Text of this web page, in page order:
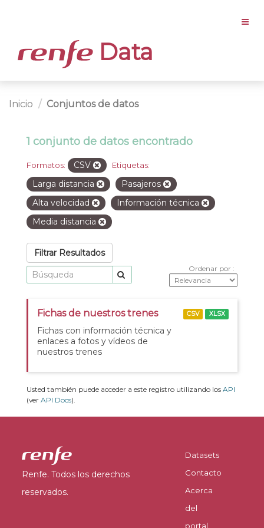
Data
Inicio Conjuntos de datos
1 conjunto de datos encontrado
Formatos: CSV Etiquetas:
Larga distancia
Pasajeros
Alta velocidad
Información técnica
Media distancia
Filtrar Resultados
Ordenar por
Fichas de nuestros trenes
Fichas con información técnica y
enlaces a fotos y vídeos de
nuestros trenes
CSV XLSX
Usted también puede acceder a este registro utilizando los API
(ver API Docs).
Renfe. Todos los derechos
reservados.
Datasets
Contacto
Acerca
del
portal